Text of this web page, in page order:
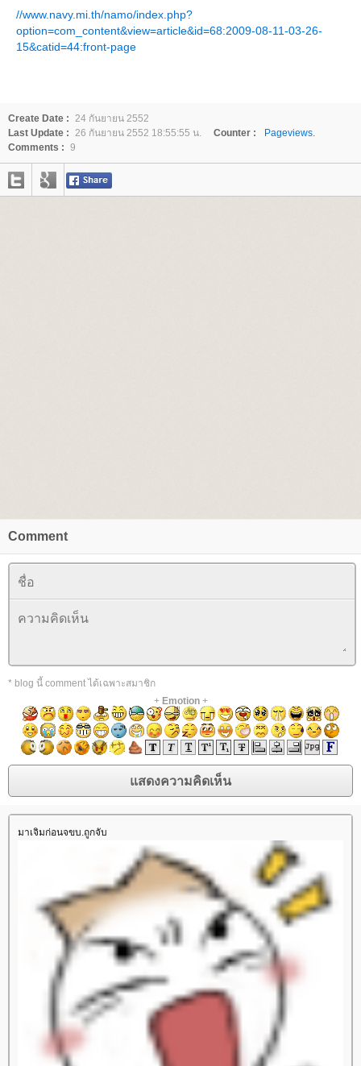
//www.navy.mi.th/namo/index.php?
option=com_content&view=article&id=68:2009-08-11-03-26-
15&catid=44:front-page
Create Date : 24 กันยายน 2552
Last Update : 26 กันยายน 2552 18:55:55 น. Counter :
Pageviews.
Comments : 9
Comment
* blog นี้ comment ได้เฉพาะสมาชิก
+ Emotion+
มาเจิมก่อนจขบ.ถูกจับ